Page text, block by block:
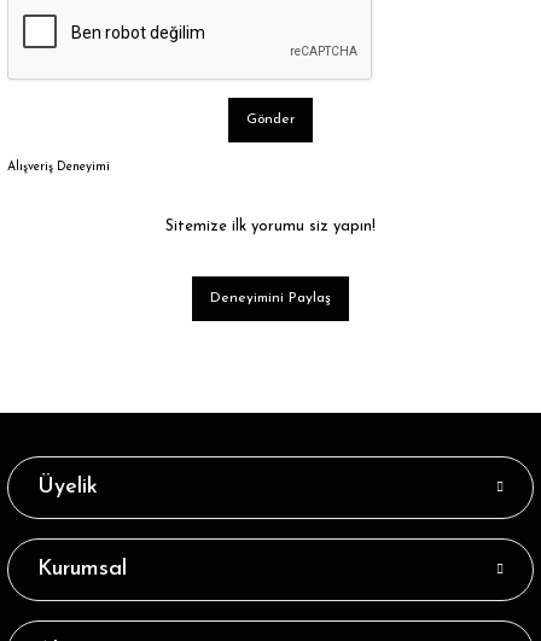
Gönder
Alışveriş Deneyimi
Sitemize ilk yorumu siz yapın!
Deneyimini Paylaş
Üyelik
Kurumsal